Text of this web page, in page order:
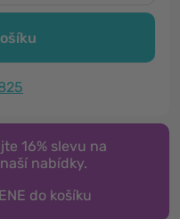
16% slevu na
nabídky.
do košíku